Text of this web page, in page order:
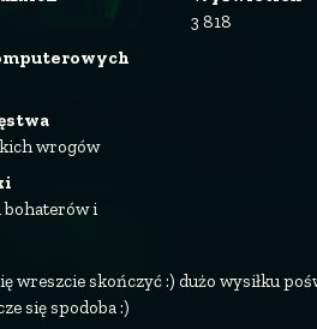
wrogów
i
3 818
wreszcie skończyć :) dużo wysiłku
się spodoba :)